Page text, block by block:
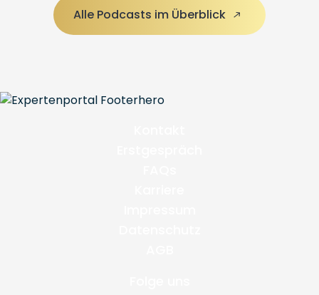
Alle Podcasts im Überblick